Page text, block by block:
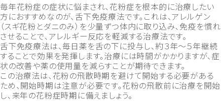
毎年花粉症の症状に悩まされ、花粉症を根本的に治療したい
方におすすめなのが、舌下免疫療法です。これは、アレルゲン
（スギ花粉とダニのみ）を少量ずつ体内に取り込み、免疫を慣れ
させることで、アレルギー反応を軽減する治療法です。
舌下免疫療法は、毎日薬を舌の下に投与し、約３年～５年継続
することで効果を発揮します。治療には時間がかかりますが、症
状の改善や薬の使用量を減らすことが期待できます。
この治療法は、花粉の飛散時期を避けて開始する必要がある
ため、開始時期は注意が必要です。花粉の飛散前に治療を開始
し、来年の花粉症時期に備えましょう。